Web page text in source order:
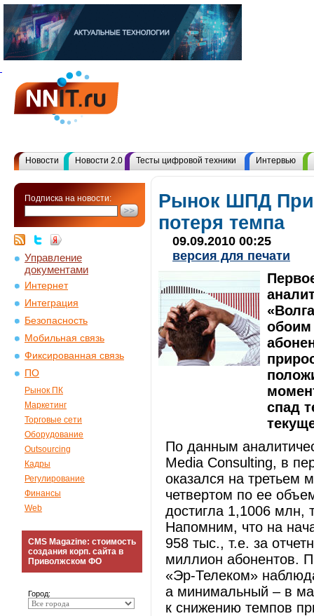
Новости Новости 2.0 Тесты цифровой техники Интервью
Подписка на новости:
Управление
документами
Интернет
Интеграция
Безопасность
Мобильная связь
Фиксированная связь
ПО
Рынок ПК
Маркетинг
Торговые сети
Оборудование
Outsourcing
Кадры
Регулирование
Финансы
Web
CMS Magazine: стоимость
создания корп. сайта в
Приволжском ФО
Город:
Рынок ШПД
потеря темпа
09.09.2010 00:25
версия для печати
обоим
спад
По данным
Media Consulting, в
оказался на третьем
четвертом по ее
достигла 1,1006 млн,
Напомним, что на
958 тыс., т.е. за
миллион абонентов.
«Эр-Телеком»
а минимальный – в
к снижению темпов